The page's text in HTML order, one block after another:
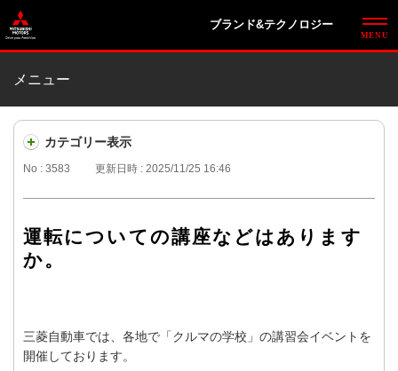
ブランド&テクノロジー
メニュー
カテゴリー表示
No : 3583 更新日時 : 2025/11/25 16:46
運転についての講座などはあります
か。
三菱自動車では、各地で「クルマの学校」の講習会イベントを
開催しております。